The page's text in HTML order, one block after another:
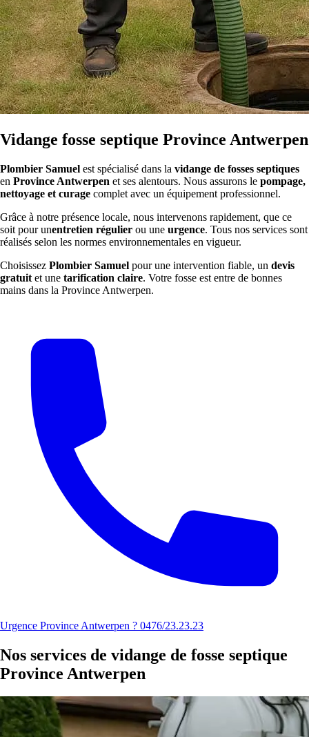
Vidange fosse septique Province Antwerpen
Plombier Samuel est spécialisé dans la vidange de fosses septiques
en Province Antwerpen et ses alentours. Nous assurons le pompage,
nettoyage et curage complet avec un équipement professionnel.
Grâce à notre présence locale, nous intervenons rapidement, que ce
soit pour unentretien régulier ou une urgence. Tous nos services sont
réalisés selon les normes environnementales en vigueur.
Choisissez Plombier Samuel pour une intervention fiable, un devis
gratuit et une tarification claire. Votre fosse est entre de bonnes
mains dans la Province Antwerpen.
Urgence Province Antwerpen ? 0476/23.23.23
Nos services de vidange de fosse septique
Province Antwerpen